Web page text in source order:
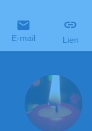
E-mail Lien